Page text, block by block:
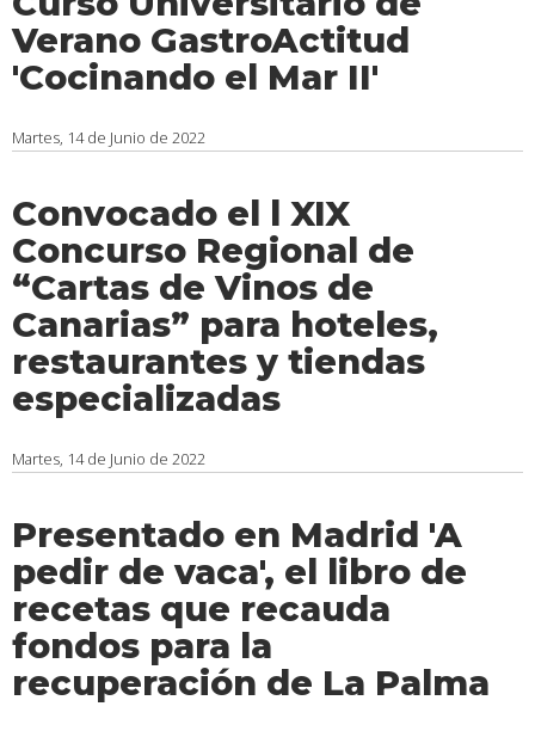
Verano GastroActitud
'Cocinando el Mar II'
Martes, 14 de Junio de 2022
Convocado el l XIX
Concurso Regional de
“Cartas de Vinos de
Canarias” para hoteles,
restaurantes y tiendas
especializadas
Martes, 14 de Junio de 2022
Presentado en Madrid 'A
pedir de vaca', el libro de
recetas que recauda
fondos para la
recuperación de La Palma